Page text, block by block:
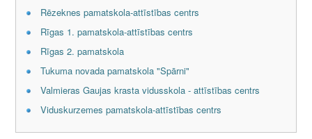
Rēzeknes pamatskola-attīstības centrs
Rīgas 1. pamatskola-attīstības centrs
Rīgas 2. pamatskola
Tukuma novada pamatskola "Spārni"
Valmieras Gaujas krasta vidusskola - attīstības centrs
Viduskurzemes pamatskola-attīstības centrs